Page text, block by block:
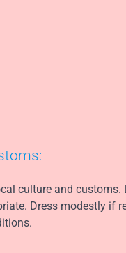
culture and
Dress modestly if